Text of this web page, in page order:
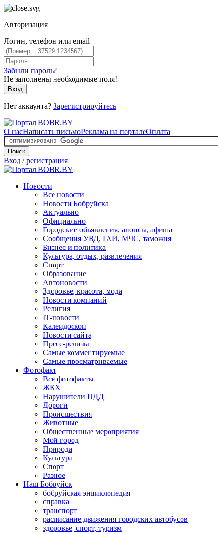
Авторизация
Логин, телефон или email
Забыли пароль?
Не заполнены необходимые поля!
Вход
Нет аккаунта? Зарегистрируйтесь
О насНаписать письмоРеклама на порталеОплата
Поиск
Вход / регистрация
Новости
Все новости
Новости Бобруйска
Актуально
Официально
Городские объявления, анонсы, афиша
Сообщения УВД, ГАИ, МЧС, таможня
Бизнес и политика
Культура, отдых, развлечения
Спорт
Образование
Автоновости
Здоровье, красота, мода
Новости компаний
Религия
IT-новости
Калейдоскоп
Новости сайта
Пресс-релизы
Самые комментируемые
Самые просматриваемые
Фотофакт
Все фотофакты
ЖКХ
Нарушители ПДД
Дороги
Происшествия
Животные
Общественные мероприятия
Мой город
Природа
Культура
Спорт
Разное
Наш Бобруйск
бобруйская энциклопедия
справка
транспорт
расписание движения городских автобусов
здоровье, спорт, туризм